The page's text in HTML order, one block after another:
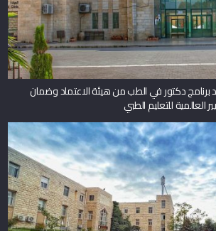
دكتور في الطب من هيئة الاعتماد وضمان
العالمية للتعليم الطبي